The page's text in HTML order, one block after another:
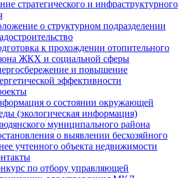
стратегического и инфраструктурного
о структурном подразделении
к прохождении отопительного
ЖКХ и социальной сферы
и повышение
эффективности
о состоянии окружающей
(экологическая информация)
муниципального района
о выявлении бесхозяйного
учтенного объекта недвижимости
по отбору управляющей